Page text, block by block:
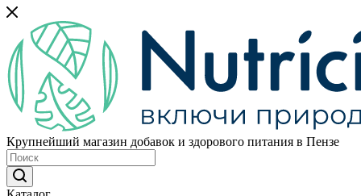
Крупнейший магазин добавок и здорового питания в Пензе